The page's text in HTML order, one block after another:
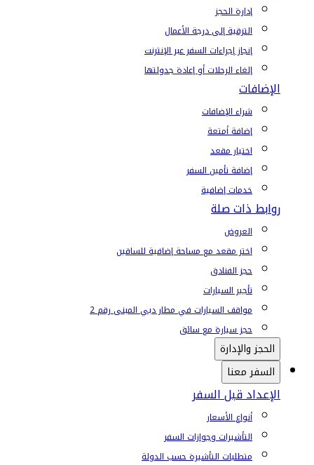
إدارة الحجز
الترقية إلى درجة الأعمال
إنجاز إجراءات السفر عبر الإنترنت
إلغاء الرحلات أو إعادة جدولتها
الإضافات
شراء الإضافات
إضافة أمتعة
اختيار مقعد
إضافة تأمين السفر
خدمات إضافية
روابط ذات صلة
العروض
اختر مقعد مع مساحة إضافية للساقين
حجز الفنادق
تأجير السيارات
مواقف السيارات في مطار دبي المبنى رقم 2
حجز سيارة مع سائق
الحجز والإدارة
السفر معنا
الإعداد قبل السفر
أنواع الأسعار
التأشيرات وجوازات السفر
متطلبات التأشيرة حسب الدولة